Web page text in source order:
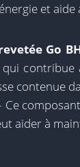
et
Go
qui
contenue
Ce
aider à